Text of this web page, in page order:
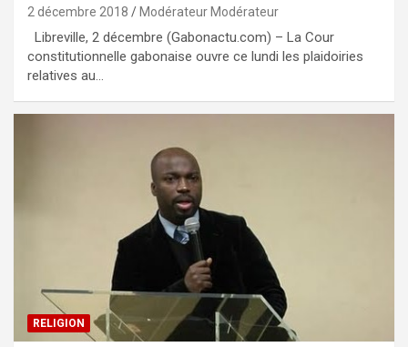
2 décembre 2018 Modérateur Modérateur
Libreville, 2 décembre (Gabonactu.com) – La Cour
constitutionnelle gabonaise ouvre ce lundi les plaidoiries
relatives au…
RELIGION